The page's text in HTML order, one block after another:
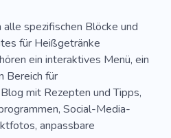
Käsekuchen
spezifischen Blöcke und
für Heißgetränke
ein interaktives Menü, ein
Bereich für
mit Rezepten und Tipps,
Social-Media-
anpassbare